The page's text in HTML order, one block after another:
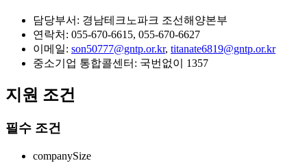
담당부서: 경남테크노파크 조선해양본부
연락처: 055-670-6615, 055-670-6627
이메일: son50777@gntp.or.kr, titanate6819@gntp.or.kr
중소기업 통합콜센터: 국번없이 1357
지원 조건
필수 조건
companySize